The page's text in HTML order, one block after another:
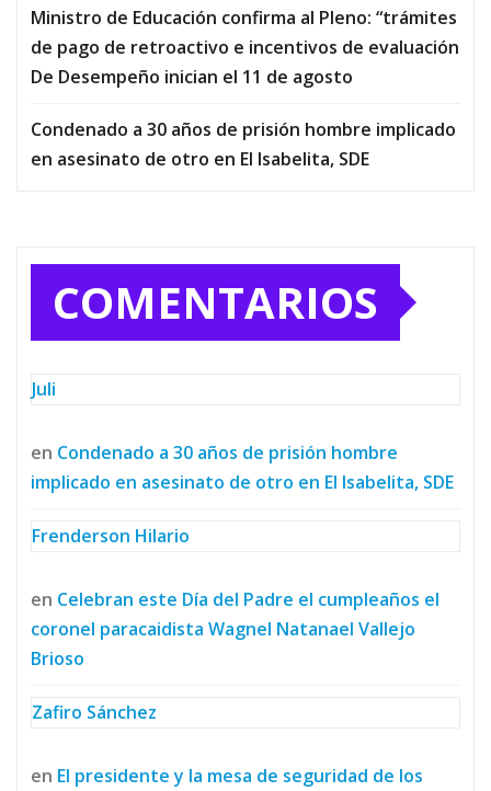
Ministro de Educación confirma al Pleno: “trámites
de pago de retroactivo e incentivos de evaluación
De Desempeño inician el 11 de agosto
Condenado a 30 años de prisión hombre implicado
en asesinato de otro en El Isabelita, SDE
COMENTARIOS
Juli
en Condenado a 30 años de prisión hombre
implicado en asesinato de otro en El Isabelita, SDE
Frenderson Hilario
en Celebran este Día del Padre el cumpleaños el
coronel paracaidista Wagnel Natanael Vallejo
Brioso
Zafiro Sánchez
en El presidente y la mesa de seguridad de los